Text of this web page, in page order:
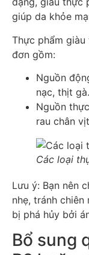
giúp da khỏe
Thực phẩm
đơn gồm:
Nguồn
nạc, thịt gà.
Nguồn
rau chân
Các loại
Lưu ý: Bạn nên
nhẹ, tránh
bị phá hủy bởi
Bổ sung